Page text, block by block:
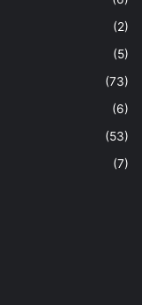
(2)
(5)
(73)
(6)
(53)
(7)